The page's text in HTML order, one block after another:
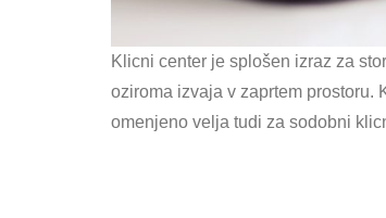
Klicni center je splošen izraz za
oziroma izvaja v zaprtem prostoru.
omenjeno velja tudi za sodobni